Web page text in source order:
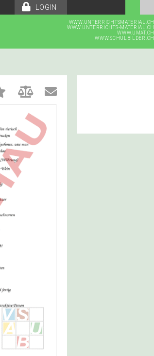
LOGIN
WWW.UNTERRICHTSMATERIAL.CH
WWW.UNTERRICHTS-MATERIAL.CH
WWW.UMAT.CH
WWW.SCHULBILDER.CH